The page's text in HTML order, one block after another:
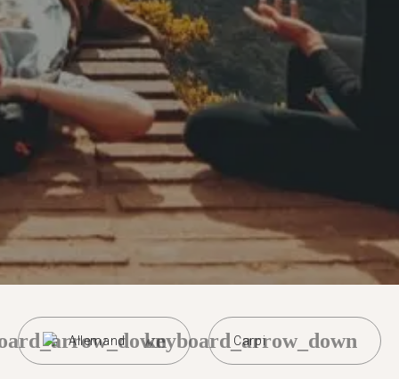
Allemand Carpi
keyboard_arrow_down